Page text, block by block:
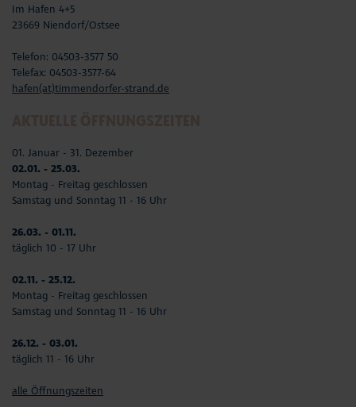
Im Hafen 4+5
23669 Niendorf/Ostsee
Telefon: 04503-3577 50
Telefax: 04503-3577-64
hafen(at)timmendorfer-strand.de
01. Januar - 31. Dezember
02.01. - 25.03.
Montag - Freitag geschlossen
Samstag und Sonntag 11 - 16 Uhr
26.03. - 01.11.
täglich 10 - 17 Uhr
02.11. - 25.12.
Montag - Freitag geschlossen
Samstag und Sonntag 11 - 16 Uhr
26.12. - 03.01.
täglich 11 - 16 Uhr
alle Öffnungszeiten